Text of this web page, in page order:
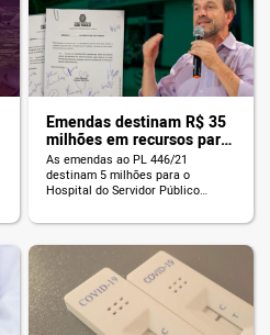
Emendas destinam R$ 35
milhões em recursos para
o Hospital Sorocabana e
HSPM
As emendas ao PL 446/21
destinam 5 milhões para o
Hospital do Servidor Público
Hospital Sorocabana.